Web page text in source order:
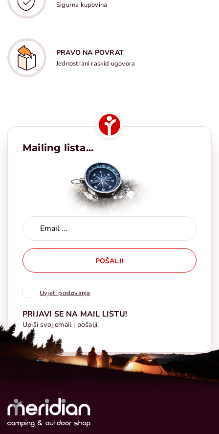
Sigurna kupovina
PRAVO NA POVRAT
Jednostrani raskid ugovora
Mailing lista...
POŠALJI
Uvjeti poslovanja
PRIJAVI SE NA MAIL LISTU!
Upiši svoj email i pošalji.